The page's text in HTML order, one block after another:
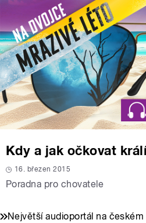
Kdy a jak očkovat
16. březen 2015
Poradna pro chovatele
Největší audioportál na